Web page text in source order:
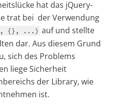
hat das jQuery-
trat bei der Verwendung
{}, ...) auf und stellte
dar. Aus diesem Grund
sich des Problems
liege Sicherheit
der Library, wie
ist.